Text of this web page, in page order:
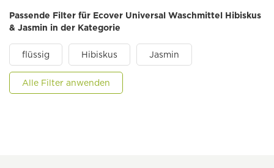
Passende Filter für Ecover Universal Waschmittel Hibiskus
& Jasmin in der Kategorie
flüssig Hibiskus Jasmin
Alle Filter anwenden